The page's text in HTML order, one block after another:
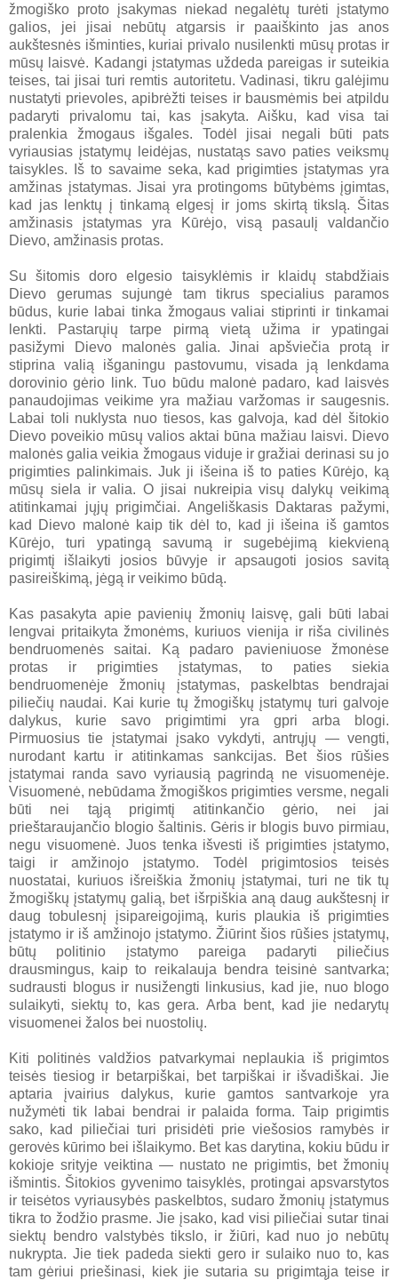
žmogiško proto įsakymas niekad negalėtų turėti įstatymo
galios, jei jisai nebūtų atgarsis ir paaiškinto jas anos
aukštesnės išminties, kuriai privalo nusilenkti mūsų protas ir
mūsų laisvė. Kadangi įstatymas uždeda pareigas ir suteikia
teises, tai jisai turi remtis autoritetu. Vadinasi, tikru galėjimu
nustatyti prievoles, apibrėžti teises ir bausmėmis bei atpildu
padaryti privalomu tai, kas įsakyta. Aišku, kad visa tai
pralenkia žmogaus išgales. Todėl jisai negali būti pats
vyriausias įstatymų leidėjas, nustatąs savo paties veiksmų
taisykles. Iš to savaime seka, kad prigimties įstatymas yra
amžinas įstatymas. Jisai yra protingoms būtybėms įgimtas,
kad jas lenktų į tinkamą elgesį ir joms skirtą tikslą. Šitas
amžinasis įstatymas yra Kūrėjo, visą pasaulį valdančio
Dievo, amžinasis protas.
Su šitomis doro elgesio taisyklėmis ir klaidų stabdžiais
Dievo gerumas sujungė tam tikrus specialius paramos
būdus, kurie labai tinka žmogaus valiai stiprinti ir tinkamai
lenkti. Pastarųių tarpe pirmą vietą užima ir ypatingai
pasižymi Dievo malonės galia. Jinai apšviečia protą ir
stiprina valią išganingu pastovumu, visada ją lenkdama
dorovinio gėrio link. Tuo būdu malonė padaro, kad laisvės
panaudojimas veikime yra mažiau varžomas ir saugesnis.
Labai toli nuklysta nuo tiesos, kas galvoja, kad dėl šitokio
Dievo poveikio mūsų valios aktai būna mažiau laisvi. Dievo
malonės galia veikia žmogaus viduje ir gražiai derinasi su jo
prigimties palinkimais. Juk ji išeina iš to paties Kūrėjo, ką
mūsų siela ir valia. O jisai nukreipia visų dalykų veikimą
atitinkamai jųjų prigimčiai. Angeliškasis Daktaras pažymi,
kad Dievo malonė kaip tik dėl to, kad ji išeina iš gamtos
Kūrėjo, turi ypatingą savumą ir sugebėjimą kiekvieną
prigimtį išlaikyti josios būvyje ir apsaugoti josios savitą
pasireiškimą, jėgą ir veikimo būdą.
Kas pasakyta apie pavienių žmonių laisvę, gali būti labai
lengvai pritaikyta žmonėms, kuriuos vienija ir riša civilinės
bendruomenės saitai. Ką padaro pavieniuose žmonėse
protas ir prigimties įstatymas, to paties siekia
bendruomenėje žmonių įstatymas, paskelbtas bendrajai
piliečių naudai. Kai kurie tų žmogiškų įstatymų turi galvoje
dalykus, kurie savo prigimtimi yra gpri arba blogi.
Pirmuosius tie įstatymai įsako vykdyti, antrųjų — vengti,
nurodant kartu ir atitinkamas sankcijas. Bet šios rūšies
įstatymai randa savo vyriausią pagrindą ne visuomenėje.
Visuomenė, nebūdama žmogiškos prigimties versme, negali
būti nei tąją prigimtį atitinkančio gėrio, nei jai
prieštaraujančio blogio šaltinis. Gėris ir blogis buvo pirmiau,
negu visuomenė. Juos tenka išvesti iš prigimties įstatymo,
taigi ir amžinojo įstatymo. Todėl prigimtosios teisės
nuostatai, kuriuos išreiškia žmonių įstatymai, turi ne tik tų
žmogiškų įstatymų galią, bet išrpiškia aną daug aukštesnį ir
daug tobulesnį įsipareigojimą, kuris plaukia iš prigimties
įstatymo ir iš amžinojo įstatymo. Žiūrint šios rūšies įstatymų,
būtų politinio įstatymo pareiga padaryti piliečius
drausmingus, kaip to reikalauja bendra teisinė santvarka;
sudrausti blogus ir nusižengti linkusius, kad jie, nuo blogo
sulaikyti, siektų to, kas gera. Arba bent, kad jie nedarytų
visuomenei žalos bei nuostolių.
Kiti politinės valdžios patvarkymai neplaukia iš prigimtos
teisės tiesiog ir betarpiškai, bet tarpiškai ir išvadiškai. Jie
aptaria įvairius dalykus, kurie gamtos santvarkoje yra
nužymėti tik labai bendrai ir palaida forma. Taip prigimtis
sako, kad piliečiai turi prisidėti prie viešosios ramybės ir
gerovės kūrimo bei išlaikymo. Bet kas darytina, kokiu būdu ir
kokioje srityje veiktina — nustato ne prigimtis, bet žmonių
išmintis. Šitokios gyvenimo taisyklės, protingai apsvarstytos
ir teisėtos vyriausybės paskelbtos, sudaro žmonių įstatymus
tikra to žodžio prasme. Jie įsako, kad visi piliečiai sutar tinai
siektų bendro valstybės tikslo, ir žiūri, kad nuo jo nebūtų
nukrypta. Jie tiek padeda siekti gero ir sulaiko nuo to, kas
tam gėriui priešinasi, kiek jie sutaria su prigimtąja teise ir